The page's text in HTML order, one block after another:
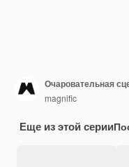
Очаровательная
magnific
Еще из этой серии